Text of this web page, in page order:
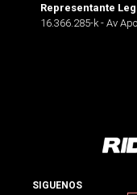
Representante
16.366.285-k - Av
SIGUENOS